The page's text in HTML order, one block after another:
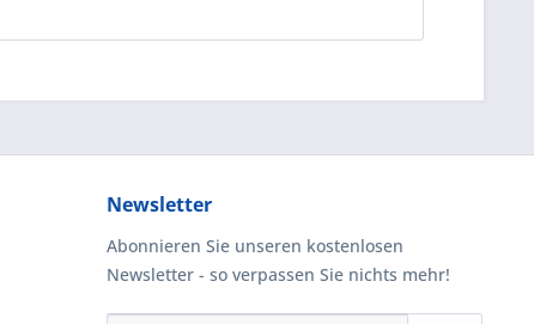
Newsletter
Abonnieren Sie unseren kostenlosen
Newsletter - so verpassen Sie nichts mehr!